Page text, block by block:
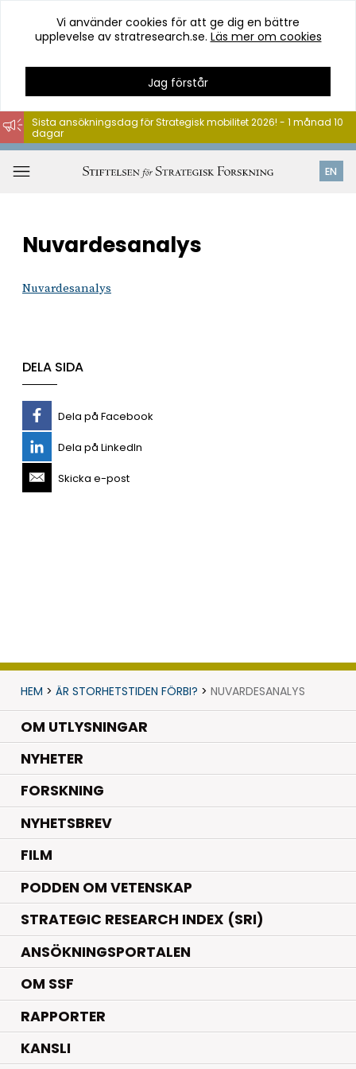
Hoppa
till
innehåll
Vi använder cookies för att ge dig en bättre
upplevelse av stratresearch.se. Läs mer om cookies
Jag förstår
EN
Sista ansökningsdag för Strategisk mobilitet 2026! - 1 månad 10
dagar
Nuvardesanalys
Nuvardesanalys
DELA SIDA
Dela på Facebook
Dela på LinkedIn
Skicka e-post
HEM > ÄR STORHETSTIDEN FÖRBI? > NUVARDESANALYS
OM UTLYSNINGAR
NYHETER.
FORSKNING.
NYHETSBREV
FILM
PODDEN OM VETENSKAP
STRATEGIC RESEARCH INDEX (SRI)
ANSÖKNINGSPORTALEN
OM SSF
RAPPORTER
KANSLI